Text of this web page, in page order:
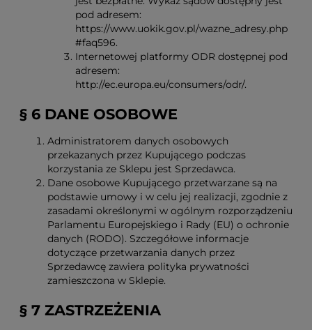
pod adresem:
https://www.uokik.gov.pl/wazne_adresy.php
#faq596.
Internetowej platformy ODR dostępnej pod
adresem:
http://ec.europa.eu/consumers/odr/.
§ 6 DANE OSOBOWE
Administratorem danych osobowych
przekazanych przez Kupującego podczas
korzystania ze Sklepu jest Sprzedawca.
Dane osobowe Kupującego przetwarzane są na
podstawie umowy i w celu jej realizacji, zgodnie z
zasadami określonymi w ogólnym rozporządzeniu
Parlamentu Europejskiego i Rady (EU) o ochronie
danych (RODO). Szczegółowe informacje
dotyczące przetwarzania danych przez
Sprzedawcę zawiera polityka prywatności
zamieszczona w Sklepie.
§ 7 ZASTRZEŻENIA